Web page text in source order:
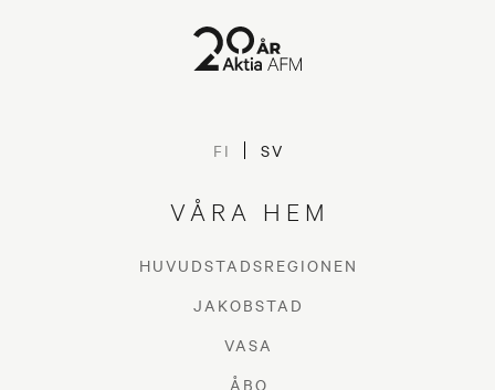
FI SV
VÅRA HEM
HUVUDSTADSREGIONEN
JAKOBSTAD
VASA
ÅBO